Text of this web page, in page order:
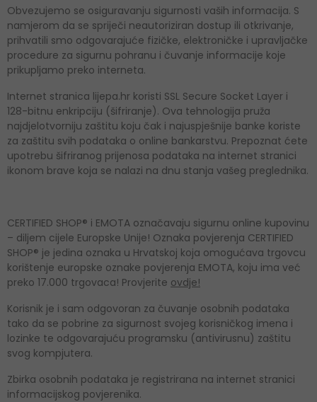
Obvezujemo se osiguravanju sigurnosti vaših informacija. S
namjerom da se spriječi neautoriziran dostup ili otkrivanje,
prihvatili smo odgovarajuće fizičke, elektroničke i upravljačke
procedure za sigurnu pohranu i čuvanje informacije koje
prikupljamo preko interneta.
Internet stranica lijepa.hr koristi SSL Secure Socket Layer i
128-bitnu enkripciju (šifriranje). Ova tehnologija pruža
najdjelotvorniju zaštitu koju čak i najuspješnije banke koriste
za zaštitu svih podataka o online bankarstvu. Prepoznat ćete
upotrebu šifriranog prijenosa podataka na internet stranici
ikonom brave koja se nalazi na dnu stanja vašeg preglednika.
CERTIFIED SHOP® i EMOTA označavaju sigurnu online kupovinu
– diljem cijele Europske Unije! Oznaka povjerenja CERTIFIED
SHOP® je jedina oznaka u Hrvatskoj koja omogućava trgovcu
korištenje europske oznake povjerenja EMOTA, koju ima već
preko 17.000 trgovaca! Provjerite ovdje!
Korisnik je i sam odgovoran za čuvanje osobnih podataka
tako da se pobrine za sigurnost svojeg korisničkog imena i
lozinke te odgovarajuću programsku (antivirusnu) zaštitu
svog kompjutera.
Zbirka osobnih podataka je registrirana na internet stranici
informacijskog povjerenika.